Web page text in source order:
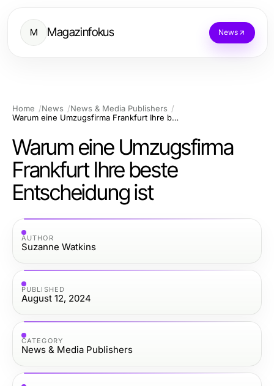
M Magazinfokus News
Home News
News & Media Publishers
Warum eine Umzugsfirma Frankfurt Ihre beste Entscheidung ist
Warum eine Umzugsfirma
Frankfurt Ihre beste
Entscheidung ist
AUTHOR
Suzanne Watkins
PUBLISHED
August 12, 2024
CATEGORY
News & Media Publishers